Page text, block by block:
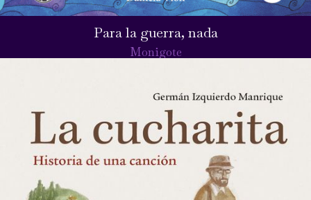
Para la guerra, nada
Monigote